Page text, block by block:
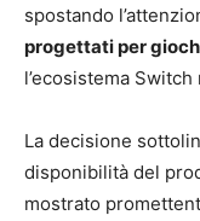
spostando
progettati per
l’ecosistema
La decisione
disponibilità del
mostrato